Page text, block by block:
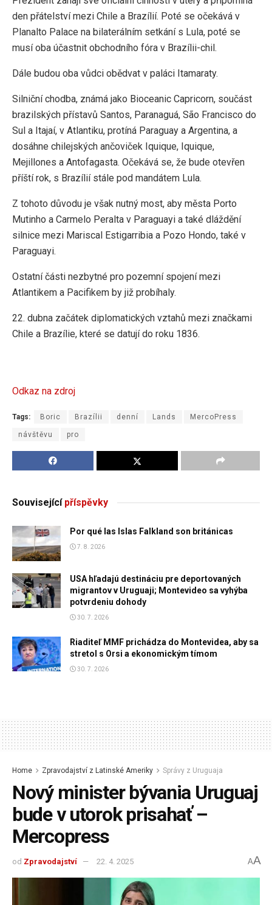
den přátelství mezi Chile a Brazílií. Poté se očekává v
Planalto Palace na bilaterálním setkání s Lula, poté se
musí oba účastnit obchodního fóra v Brazílii-chil.
Dále budou oba vůdci obědvat v paláci Itamaraty.
Silniční chodba, známá jako Bioceanic Capricorn, součást
brazilských přístavů Santos, Paranaguá, São Francisco do
Sul a Itajaí, v Atlantiku, protíná Paraguay a Argentina, a
dosáhne chilejských ančoviček Iquique, Iquique,
Mejillones a Antofagasta. Očekává se, že bude otevřen
příští rok, s Brazílií stále pod mandátem Lula.
Z tohoto důvodu je však nutný most, aby města Porto
Mutinho a Carmelo Peralta v Paraguayi a také dláždění
silnice mezi Mariscal Estigarribia a Pozo Hondo, také v
Paraguayi.
Ostatní části nezbytné pro pozemní spojení mezi
Atlantikem a Pacifikem by již probíhaly.
22. dubna začátek diplomatických vztahů mezi značkami
Chile a Brazílie, které se datují do roku 1836.
Odkaz na zdroj
Tags: Boric Brazílii denní Lands MercoPress
návštěvu pro
Souvisejícípříspěvky
Por qué las Islas Falkland son británicas
7. 8. 2026
USA hľadajú destináciu pre deportovaných
migrantov v Uruguaji; Montevideo sa vyhýba
potvrdeniu dohody
30. 7. 2026
Riaditeľ MMF prichádza do Montevidea, aby sa
stretol s Orsi a ekonomickým tímom
30. 7. 2026
Home Zpravodajství z Latinské Ameriky Správy z Uruguaja
Nový minister bývania Uruguaj
bude v utorok prisahať –
Mercopress
od Zpravodajství 22. 4. 2025 AA